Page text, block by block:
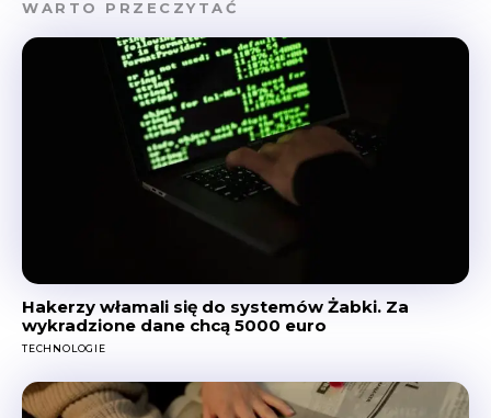
WARTO PRZECZYTAĆ
Hakerzy włamali się do systemów Żabki. Za
wykradzione dane chcą 5000 euro
TECHNOLOGIE